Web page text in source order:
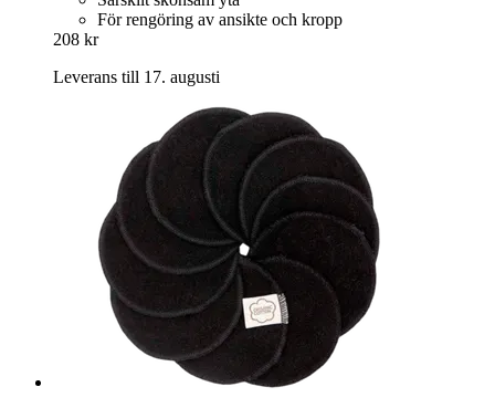
För rengöring av ansikte och kropp
208 kr
Leverans till 17. augusti